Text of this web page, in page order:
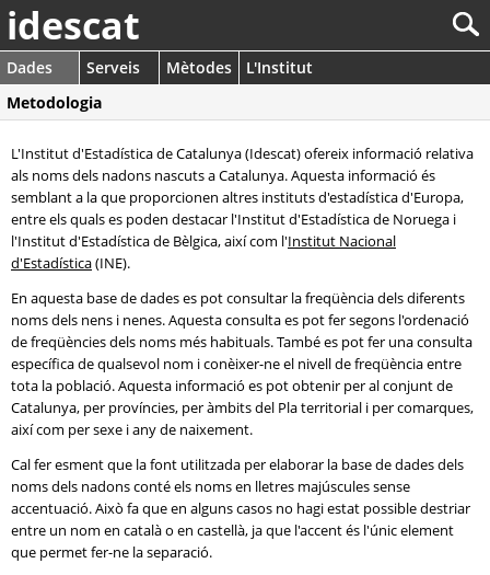
idescat
Dades Serveis Mètodes
L'Institut
Metodologia
L'Institut d'Estadística de Catalunya (Idescat) ofereix informació relativa
als noms dels nadons nascuts a Catalunya. Aquesta informació és
semblant a la que proporcionen altres instituts d'estadística d'Europa,
entre els quals es poden destacar l'Institut d'Estadística de Noruega i
l'Institut d'Estadística de Bèlgica, així com l'Institut Nacional
d'Estadística(INE).
En aquesta base de dades es pot consultar la freqüència dels diferents
noms dels nens i nenes. Aquesta consulta es pot fer segons l'ordenació
de freqüències dels noms més habituals. També es pot fer una consulta
específica de qualsevol nom i conèixer-ne el nivell de freqüència entre
tota la població. Aquesta informació es pot obtenir per al conjunt de
Catalunya, per províncies, per àmbits del Pla territorial i per comarques,
així com per sexe i any de naixement.
Cal fer esment que la font utilitzada per elaborar la base de dades dels
noms dels nadons conté els noms en lletres majúscules sense
accentuació. Això fa que en alguns casos no hagi estat possible destriar
entre un nom en català o en castellà, ja que l'accent és l'únic element
que permet fer-ne la separació.